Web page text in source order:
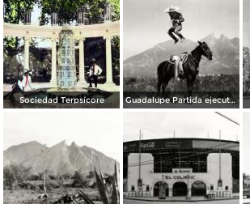
Sociedad Terpsícore Guadalupe Partida ejecutando una charrería con lazo